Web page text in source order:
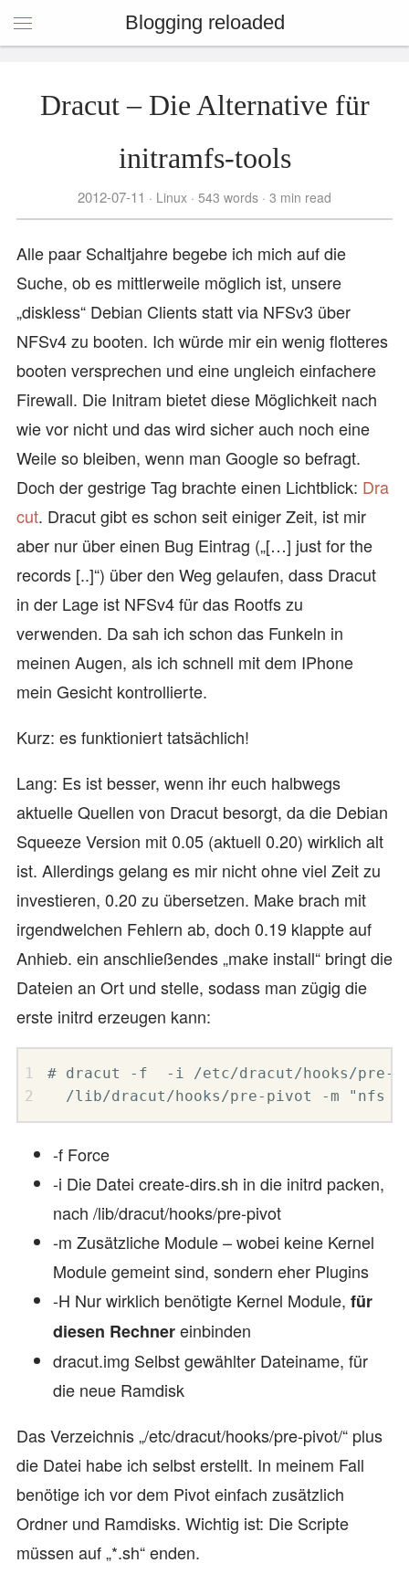
Blogging reloaded
Dracut – Die Alternative für
initramfs-tools
2012-07-11 Linux 543 words 3 min read
Alle paar Schaltjahre begebe ich mich auf die
Suche, ob es mittlerweile möglich ist, unsere
„diskless“ Debian Clients statt via NFSv3 über
NFSv4 zu booten. Ich würde mir ein wenig flotteres
booten versprechen und eine ungleich einfachere
Firewall. Die Initram bietet diese Möglichkeit nach
wie vor nicht und das wird sicher auch noch eine
Weile so bleiben, wenn man Google so befragt.
Doch der gestrige Tag brachte einen Lichtblick: Dra
cut. Dracut gibt es schon seit einiger Zeit, ist mir
aber nur über einen Bug Eintrag („[…] just for the
records [..]“) über den Weg gelaufen, dass Dracut
in der Lage ist NFSv4 für das Rootfs zu
verwenden. Da sah ich schon das Funkeln in
meinen Augen, als ich schnell mit dem IPhone
mein Gesicht kontrollierte.
Kurz: es funktioniert tatsächlich!
Lang: Es ist besser, wenn ihr euch halbwegs
aktuelle Quellen von Dracut besorgt, da die Debian
Squeeze Version mit 0.05 (aktuell 0.20) wirklich alt
ist. Allerdings gelang es mir nicht ohne viel Zeit zu
investieren, 0.20 zu übersetzen. Make brach mit
irgendwelchen Fehlern ab, doch 0.19 klappte auf
Anhieb. ein anschließendes „make install“ bringt die
Dateien an Ort und stelle, sodass man zügig die
erste initrd erzeugen kann:
# dracut -f  -i /etc/dracut/hooks/pre-
/lib/dracut/hooks/pre-pivot -m "nfs
-f Force
-i Die Datei create-dirs.sh in die initrd packen,
nach /lib/dracut/hooks/pre-pivot
-m Zusätzliche Module – wobei keine Kernel
Module gemeint sind, sondern eher Plugins
-H Nur wirklich benötigte Kernel Module, für
diesen Rechnereinbinden
dracut.img Selbst gewählter Dateiname, für
die neue Ramdisk
Das Verzeichnis „/etc/dracut/hooks/pre-pivot/“ plus
die Datei habe ich selbst erstellt. In meinem Fall
benötige ich vor dem Pivot einfach zusätzlich
Ordner und Ramdisks. Wichtig ist: Die Scripte
müssen auf „*.sh“ enden.